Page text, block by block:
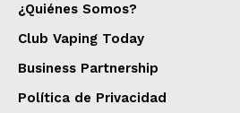
¿Quiénes Somos?
Club Vaping Today
Business Partnership
Política de Privacidad